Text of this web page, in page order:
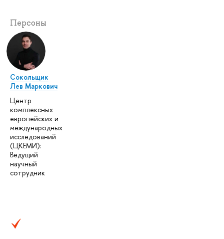
Персоны
Сокольщик
Лев Маркович
Центр
комплексных
европейских и
международных
исследований
(ЦКЕМИ):
Ведущий
научный
сотрудник